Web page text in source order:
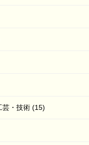
芸・技術 (15)